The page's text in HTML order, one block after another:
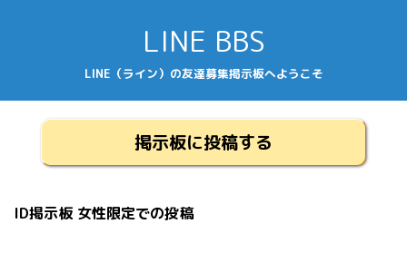
LINE BBS
LINE（ライン）の友達募集掲示板へようこそ
掲示板に投稿する
ID掲示板 女性限定での投稿